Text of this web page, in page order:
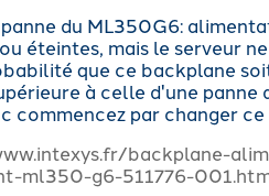
du ML350G6:
éteintes, mais le serveur
que ce backplane
à celle d'une panne
commencez par changer
backplane-
ml350-g6-511776-